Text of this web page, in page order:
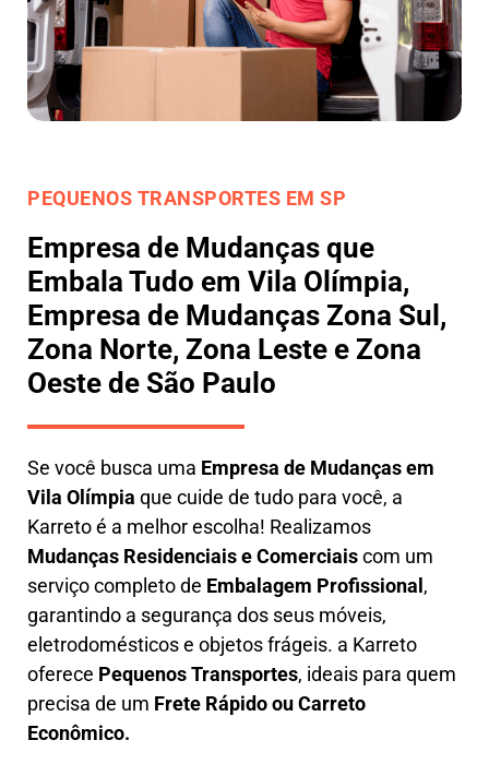
PEQUENOS TRANSPORTES EM SP
Empresa de Mudanças que
Embala Tudo em Vila Olímpia,
Empresa de Mudanças Zona Sul,
Zona Norte, Zona Leste e Zona
Oeste de São Paulo
Se você busca uma Empresa de Mudanças em
Vila Olímpia que cuide de tudo para você, a
Karretoé a melhor escolha! Realizamos
Mudanças Residenciais e Comerciaiscom um
serviço completo de Embalagem Profissional ,
garantindo a segurança dos seus móveis,
eletrodomésticos e objetos frágeis. a Karreto
oferece Pequenos Transportes, ideais para quem
precisa de um Frete Rápido ou Carreto
Econômico.